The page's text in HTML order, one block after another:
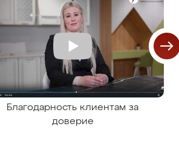
Благодарность клиентам за
доверие